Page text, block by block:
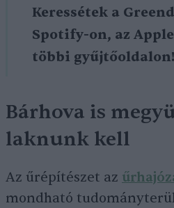
Keressétek a
Spotify-on, az
többi gyűjtőoldalon!
Bárhova is
laknunk kell
Az űrépítészet az
mondható